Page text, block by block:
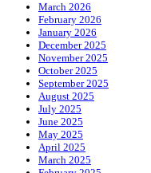
March 2026
February 2026
January 2026
December 2025
November 2025
October 2025
September 2025
August 2025
July 2025
June 2025
May 2025
April 2025
March 2025